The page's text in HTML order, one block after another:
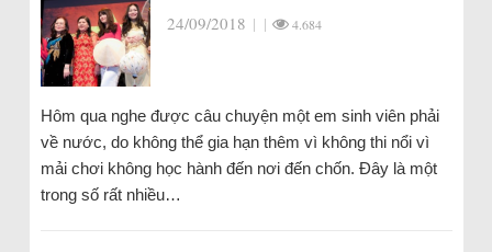
24/09/2018 | | 4.684
Hôm qua nghe được câu chuyện một em sinh viên phải
về nước, do không thể gia hạn thêm vì không thi nổi vì
mải chơi không học hành đến nơi đến chốn. Đây là một
trong số rất nhiều…